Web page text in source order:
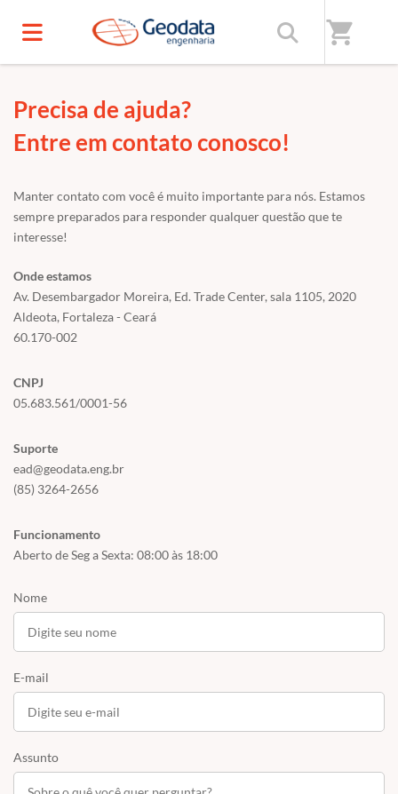
shopping_cart
Início/Fale conosco
Precisa de ajuda?
Entre em contato conosco!
Manter contato com você é muito importante para nós. Estamos
sempre preparados para responder qualquer questão que te
interesse!
Onde estamos
Av. Desembargador Moreira, Ed. Trade Center, sala 1105, 2020
Aldeota, Fortaleza - Ceará
60.170-002
CNPJ
05.683.561/0001-56
Suporte
ead@geodata.eng.br
(85) 3264-2656
Funcionamento
Aberto de Seg a Sexta: 08:00 às 18:00
Nome
E-mail
Assunto